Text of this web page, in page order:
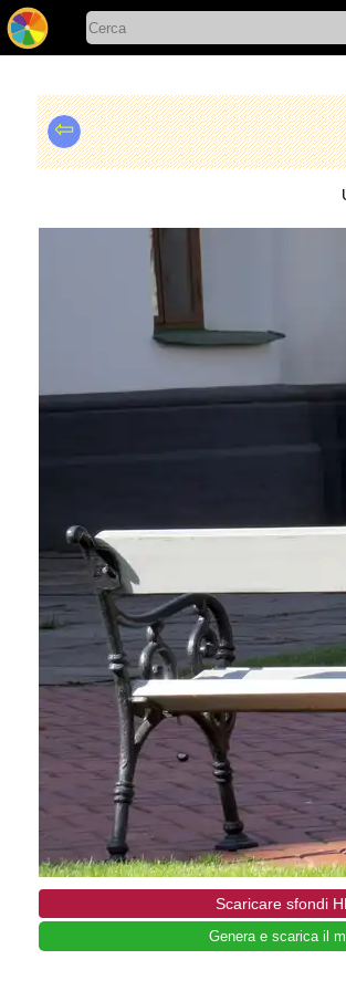
⇦
Scaricare sfondi
Genera e scarica il